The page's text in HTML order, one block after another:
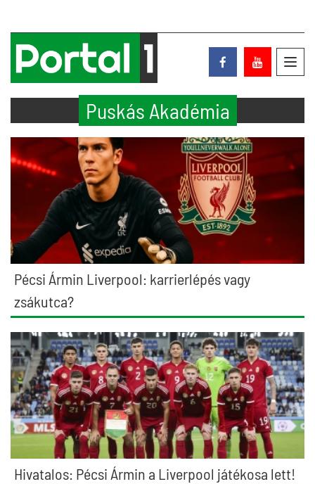
Puskás Akadémia
Pécsi Ármin Liverpool: karrierlépés vagy
zsákutca?
Hivatalos: Pécsi Ármin a Liverpool játékosa lett!